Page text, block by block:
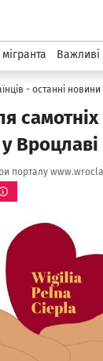
Важливі
- останні
самотніх
Вроцлаві
порталу